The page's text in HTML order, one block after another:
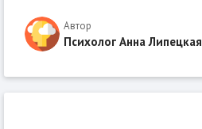
Автор
Психолог Анна Липецкая